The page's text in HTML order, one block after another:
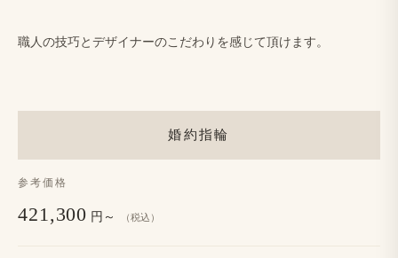
婚約指輪
参考価格
421,300 円～ （税込）
職人の​技巧と​デザイナーの​こだわりを​感じて​頂けます。